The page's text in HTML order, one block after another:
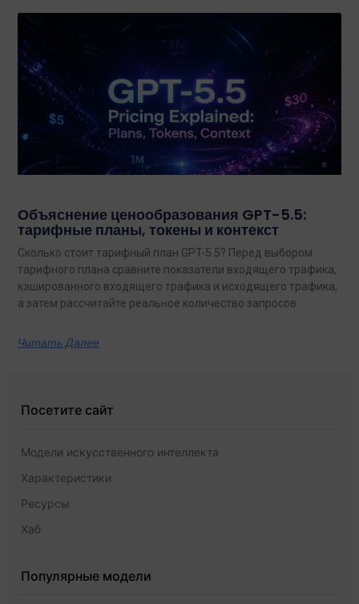
Объяснение ценообразования GPT-5.5:
тарифные планы, токены и контекст
Сколько стоит тарифный план GPT-5.5? Перед выбором
тарифного плана сравните показатели входящего трафика,
кэшированного входящего трафика и исходящего трафика,
а затем рассчитайте реальное количество запросов.
Читать Далее
Посетите сайт
Модели искусственного интеллекта
Характеристики
Ресурсы
Хаб
Популярные модели